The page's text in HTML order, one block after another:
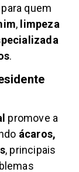
quem
, limpeza
.
promove a
ácaros,
, principais